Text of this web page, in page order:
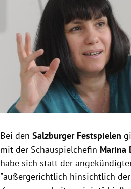
Untermenü
Untermenü
Untermenü
Untermenü
Untermenü
Bei den Salzburger Festspielen
mit der Schauspielchefin Marina
habe sich statt der
"außergerichtlich hinsichtlich